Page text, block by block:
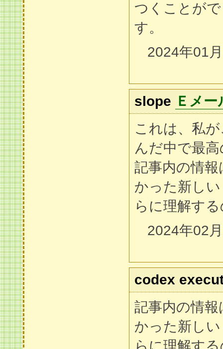
つくことが
す。
2024年01
slope Ｅメー
これは、私
んだ中で最
記事内の情
かった新し
らに理解す
2024年02
codex
記事内の情
かった新し
らに理解す